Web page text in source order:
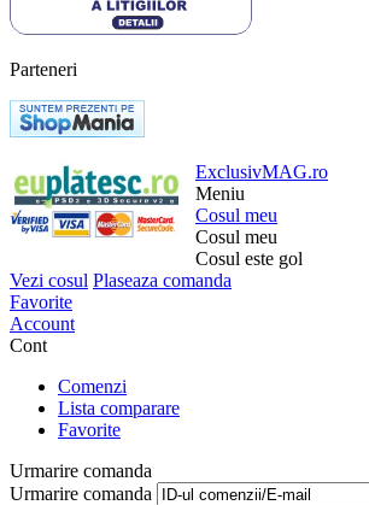
Parteneri
ExclusivMAG.ro
Meniu
Cosul meu
Cosul meu
Cosul este gol
Vezi cosul Plaseaza comanda
Favorite
Account
Cont
Comenzi
Lista comparare
Favorite
Urmarire comanda
Urmarire comanda